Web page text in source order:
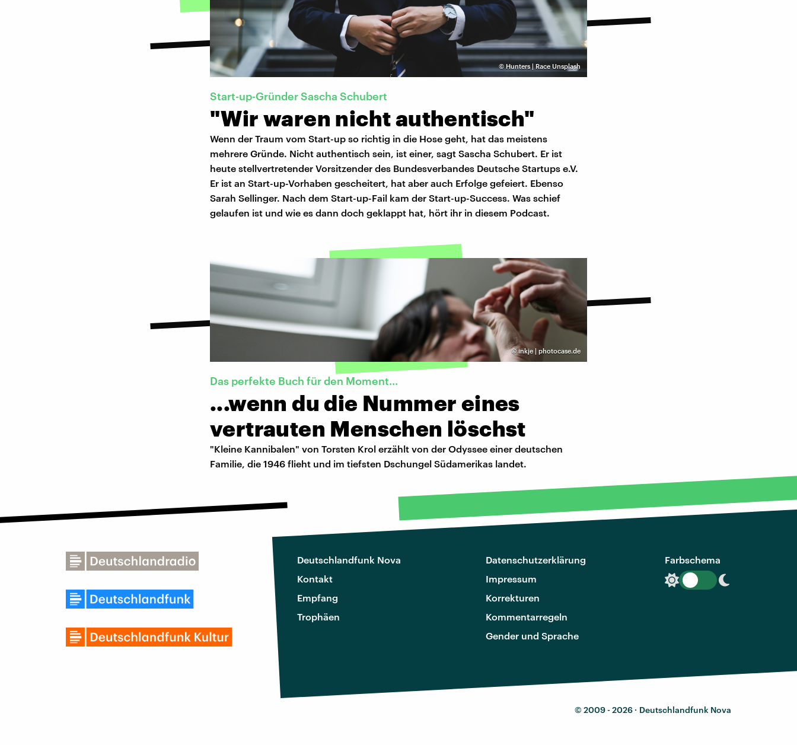
©Hunters | Race Unsplash
Start-up-Gründer Sascha Schubert
"Wir waren nicht authentisch"
Wenn der Traum vom Start-up so richtig in die Hose geht, hat das meistens
mehrere Gründe. Nicht authentisch sein, ist einer, sagt Sascha Schubert. Er ist
heute stellvertretender Vorsitzender des Bundesverbandes Deutsche Startups e.V.
Er ist an Start-up-Vorhaben gescheitert, hat aber auch Erfolge gefeiert. Ebenso
Sarah Sellinger. Nach dem Start-up-Fail kam der Start-up-Success. Was schief
gelaufen ist und wie es dann doch geklappt hat, hört ihr in diesem Podcast.
©inkje | photocase.de
Das perfekte Buch für den Moment...
...wenn du die Nummer eines
vertrauten Menschen löschst
"Kleine Kannibalen" von Torsten Krol erzählt von der Odyssee einer deutschen
Familie, die 1946 flieht und im tiefsten Dschungel Südamerikas landet.
Deutschlandfunk Nova
Kontakt
Empfang
Trophäen
Datenschutzerklärung
Impressum
Korrekturen
Kommentarregeln
Gender und Sprache
Farbschema
© 2009 - 2026 · Deutschlandfunk Nova